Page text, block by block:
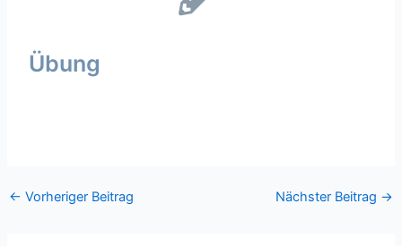
Übung
← Vorheriger Beitrag Nächster Beitrag →